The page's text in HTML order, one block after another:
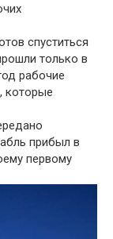
спуститься
только в
рабочие
которые
прибыл в
первому